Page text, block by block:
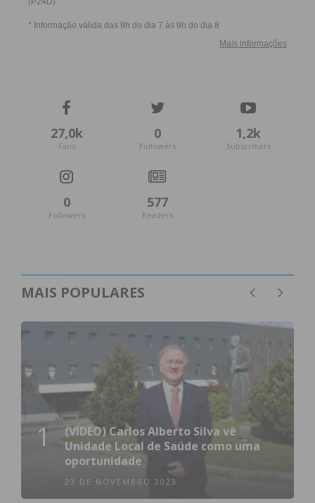
27,0k
Fans
0
Followers
1,2k
Subscribers
0
Followers
577
Readers
MAIS POPULARES
1
(VÍDEO) Carlos Alberto Silva vê
Unidade Local de Saúde como uma
oportunidade
23 DE NOVEMBRO 2023